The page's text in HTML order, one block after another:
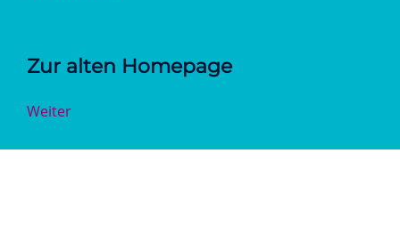
Zur alten Homepage
Weiter